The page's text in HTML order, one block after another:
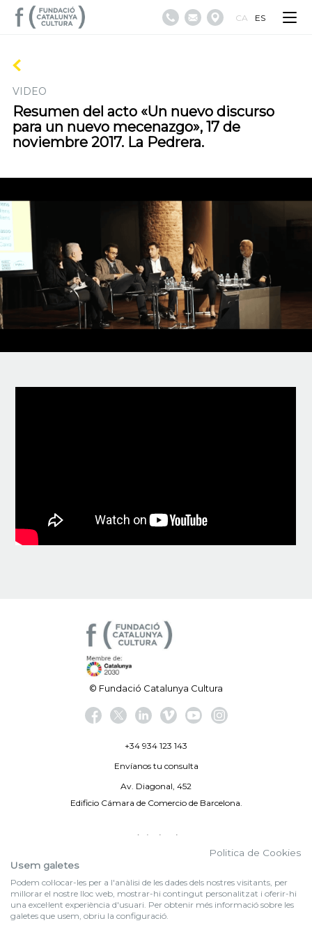
CA ES
VIDEO
Resumen del acto «Un nuevo discurso
para un nuevo mecenazgo», 17 de
noviembre 2017. La Pedrera.
© Fundació Catalunya Cultura
+34 934 123 143
Envíanos tu consulta
Av. Diagonal, 452
Edificio Cámara de Comercio de Barcelona.
Aviso legal
By 100X100NET
f (NEWSLETTER)
Politica de Cookies
Usem galetes
Podem col·locar-les per a l'anàlisi de les dades dels nostres visitants, per
millorar el nostre lloc web, mostrar-hi contingut personalitzat i oferir-hi
una excel·lent experiència d'usuari. Per obtenir més informació sobre les
galetes que usem, obriu la configuració.